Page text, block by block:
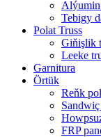
Tebigy
Polat Truss
Giňişlik
Leeke
Garnitura
Örtük
Reňk
FRP